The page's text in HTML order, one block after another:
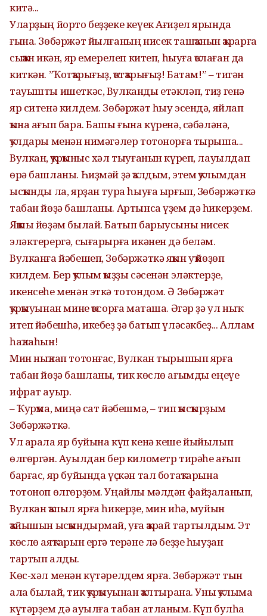
китә...
Уларҙың йорто беҙҙеке кеүек Ағиҙел ярында
ғына. Зөбәржәт йылғаның нисек ташҡанын ҡарарға
сыҡҡан икән, яр емерелеп китеп, һыуға ҡолаған да
киткән. ”Ҡотҡарығыҙ, ҡотҡарығыҙ! Батам!” – тигән
тауышты ишеткәс, Вулканды етәкләп, тиҙ генә
яр ситенә килдем. Зөбәржәт һыу эсендә, яйлап
ҡына ағып бара. Башы ғына күренә, сәбәләнә,
ҡулдары менән нимәгәлер тотонорға тырыша...
Вулкан, ҡурҡыныс хәл тыуғанын күреп, лауылдап
өрә башланы. Һиҙмәй ҙә ҡалдым, этем ҡулымдан
ысҡынды ла, ярҙан тура һыуға ырғып, Зөбәржәткә
табан йөҙә башланы. Артынса үҙем дә һикерҙем.
Яҡшы йөҙәм былай. Батып барыусыны нисек
эләктерергә, сығарырға икәнен дә беләм.
Вулканға йәбешеп, Зөбәржәткә яҡын уҡ йөҙөп
килдем. Бер ҡулым ҡыҙҙы сәсенән эләктерҙе,
икенсеһе менән эткә тотондом. Ә Зөбәржәт
ҡурҡыуынан мине ҡосорға маташа. Әгәр ҙә ул ныҡ
итеп йәбешһә, икебеҙ ҙә батып үләсәкбеҙ... Аллам
һаҡлаһын!
Мин ныҡлап тотонғас, Вулкан тырышып ярға
табан йөҙә башланы, тик көслө ағымды еңеүе
ифрат ауыр.
– Ҡурҡма, миңә сат йәбешмә, – тип ҡысҡырҙым
Зөбәржәткә.
Ул арала яр буйына күп кенә кеше йыйылып
өлгөргән. Ауылдан бер километр тирәһе ағып
барғас, яр буйында үҫкән тал ботаҡтарына
тотоноп өлгөрҙөм. Уңайлы мәлдән файҙаланып,
Вулкан ҡапыл ярға һикерҙе, мин иһә, муйын
ҡайышын ысҡындырмай, уға ҡарай тартылдым. Эт
көслө аяҡтарын ергә терәне лә беҙҙе һыуҙан
тартып алды.
Көс-хәл менән күтәрелдем ярға. Зөбәржәт тын
ала былай, тик ҡурҡыуынан ҡалтырана. Уны ҡулыма
күтәрҙем дә ауылға табан атланым. Күп булһа